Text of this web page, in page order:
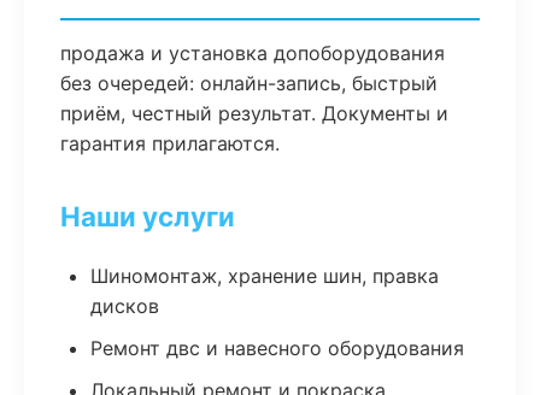
продажа и установка допоборудования
без очередей: онлайн-запись, быстрый
приём, честный результат. Документы и
гарантия прилагаются.
Наши услуги
Шиномонтаж, хранение шин, правка
дисков
Ремонт двс и навесного оборудования
Локальный ремонт и покраска